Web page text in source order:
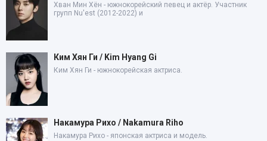
Хван Мин Хён - южнокорейский певец и актёр. Участник
групп Nu'est (2012-2022) и
Ким Хян Ги / Kim Hyang Gi
Ким Хян Ги - южнокорейская актриса.
Накамура Рихо / Nakamura Riho
Накамура Рихо - японская актриса и модель.